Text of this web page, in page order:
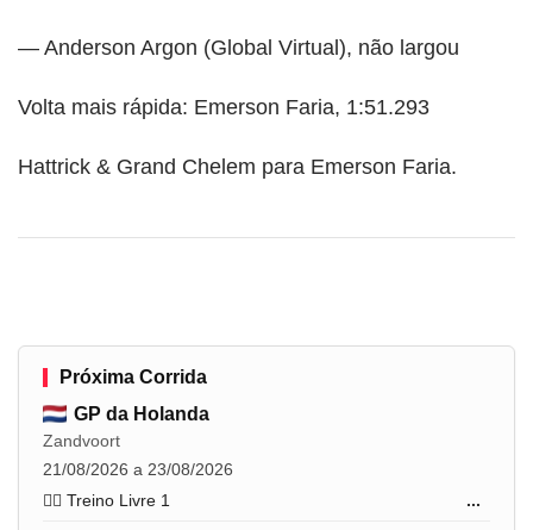
— Anderson Argon (Global Virtual), não largou
Volta mais rápida: Emerson Faria, 1:51.293
Hattrick & Grand Chelem para Emerson Faria.
Próxima Corrida
GP da Holanda
Zandvoort
21/08/2026 a 23/08/2026
🏋️‍♂️ Treino Livre 1
...